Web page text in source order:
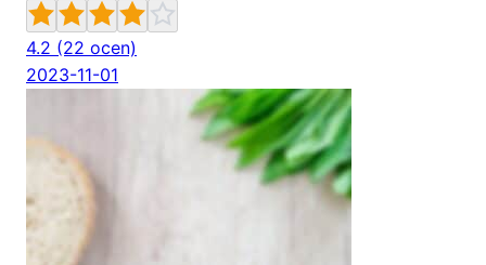
4.2 (22 ocen)
2023-11-01